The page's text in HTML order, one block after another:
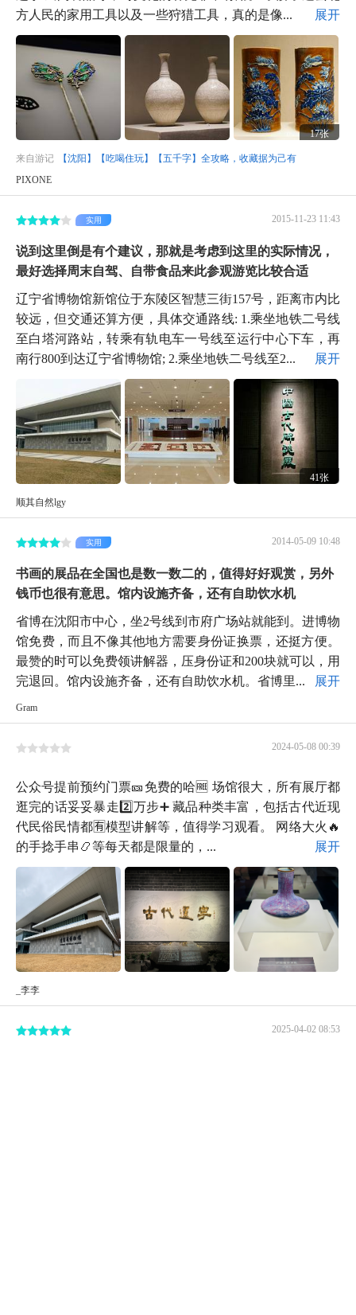
方人民的家用工具以及一些狩猎工具，真的是像...
展开
17张
来自游记 【沈阳】【吃喝住玩】【五千字】全攻略，收藏据为己有
PIXONE
2015-11-23 11:43
实用
说到这里倒是有个建议，那就是考虑到这里的实际情况，
最好选择周末自驾、自带食品来此参观游览比较合适
辽宁省博物馆新馆位于东陵区智慧三街157号，距离市内比
较远，但交通还算方便，具体交通路线: 1.乘坐地铁二号线
至白塔河路站，转乘有轨电车一号线至运行中心下车，再
南行800到达辽宁省博物馆; 2.乘坐地铁二号线至2...
展开
41张
顺其自然lgy
2014-05-09 10:48
实用
书画的展品在全国也是数一数二的，值得好好观赏，另外
钱币也很有意思。馆内设施齐备，还有自助饮水机
省博在沈阳市中心，坐2号线到市府广场站就能到。进博物
馆免费，而且不像其他地方需要身份证换票，还挺方便。
最赞的时可以免费领讲解器，压身份证和200块就可以，用
完退回。馆内设施齐备，还有自助饮水机。省博里...
展开
Gram
2024-05-08 00:39
公众号提前预约门票🎫免费的哈🆓 场馆很大，所有展厅都
逛完的话妥妥暴走2️⃣万步➕ 藏品种类丰富，包括古代近现
代民俗民情都🈶模型讲解等，值得学习观看。 网络大火🔥
的手捻手串📿等每天都是限量的，...
展开
_李李
2025-04-02 08:53